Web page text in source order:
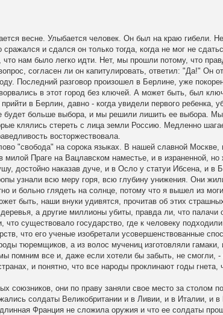
весне. Улыбается человек. Он был на краю гибели.
и сдался он только тогда, когда не мог не
нам было легко идти. Нет, мы прошли потому, что
согласен ли он капитулировать, ответил: "Да!" Он
Последний разговор произошел в Берлине, уже
в этот город без ключей. А может быть, был
в Берлин, давно - когда увидели первого ребенка,
будет больше выбора, и мы решили лишить ее выбора.
клялись стереть с лица земли Россию. Медленно
восторжествовала.
"свобода" на сорока языках. В нашей славной
Праге на Вацлавском наместье, и в израненной,
достойно наказав дуче, и в Осло у статуи Ибсена, и в
узнали всю меру горя, всю глубину унижения. Они
и больно глядеть на солнце, потому что я вышел из
быть, наши внуки удивятся, прочитав об этих
а другие миллионы убиты, правда ли, что палачи
существовало государство, где к человеку
что его ученые изобретали усовершенствованные
тюремщиков, а из волос мучениц изготовляли
помним все и, даже если хотели бы забыть, не смогли,
и понятно, что все народы проклинают годы
союзников, они по праву заняли свое место за столом
солдаты Великобритании и в Ливии, и в Италии, и
Франция не сложила оружия и что ее солдаты